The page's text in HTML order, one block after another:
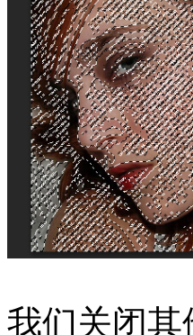
我们关闭